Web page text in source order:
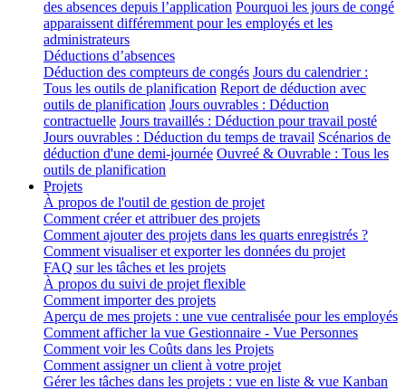
des absences depuis l’application Pourquoi les jours de congé
apparaissent différemment pour les employés et les
administrateurs
Déductions d’absences
Déduction des compteurs de congés Jours du calendrier :
Tous les outils de planification Report de déduction avec
outils de planification Jours ouvrables : Déduction
contractuelle Jours travaillés : Déduction pour travail posté
Jours ouvrables : Déduction du temps de travail Scénarios de
déduction d'une demi-journée Ouvreé & Ouvrable : Tous les
outils de planification
Projets
À propos de l'outil de gestion de projet
Comment créer et attribuer des projets
Comment ajouter des projets dans les quarts enregistrés ?
Comment visualiser et exporter les données du projet
FAQ sur les tâches et les projets
À propos du suivi de projet flexible
Comment importer des projets
Aperçu de mes projets : une vue centralisée pour les employés
Comment afficher la vue Gestionnaire - Vue Personnes
Comment voir les Coûts dans les Projets
Comment assigner un client à votre projet
Gérer les tâches dans les projets : vue en liste & vue Kanban